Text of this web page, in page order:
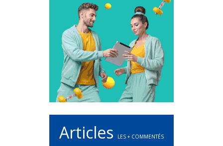
Articles LES + COMMENTÉS